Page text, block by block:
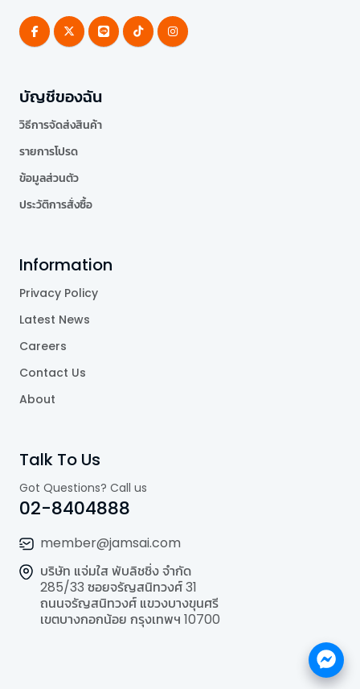
บัญชีของฉัน
วิธีการจัดส่งสินค้า
รายการโปรด
ข้อมูลส่วนตัว
ประวัติการสั่งซื้อ
Information
Privacy Policy
Latest News
Careers
Contact Us
About
Talk To Us
Got Questions? Call us
02-8404888
member@jamsai.com
บริษัท แจ่มใส พับลิชชิ่ง จำกัด
285/33 ซอยจรัญสนิทวงศ์ 31
ถนนจรัญสนิทวงศ์ แขวงบางขุนศรี
เขตบางกอกน้อย กรุงเทพฯ 10700